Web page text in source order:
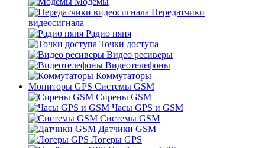
Передатчики
видеосигнала
Радио няня
Точки доступа
Видео ресиверы
Видеотелефоны
Коммутаторы
Мониторы GPS Системы GSM
Сирены GSM
Часы GPS и GSM
Системы GSM
Датчики GSM
Логеры GPS